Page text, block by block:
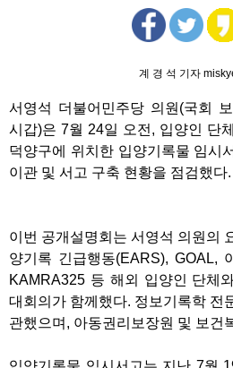
계 경 석 기자
서영석 더불어민주당 의원(국회
시갑)은 7월 24일 오전, 입양인 단
덕양구에 위치한 입양기록물 임시
이관 및 서고 구축 현황을 점검했다.
이번 공개설명회는 서영석 의원의
양기록 긴급행동(EARS), GOAL,
KAMRA325 등 해외 입양인 단체
대회의가 함께했다. 정보기록학 전
관했으며, 아동권리보장원 및 보건